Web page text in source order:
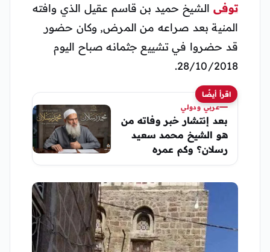
توفى الشيخ حميد بن قاسم عقيل الذي وافته
المنية بعد صراعه من المرض, وكان حضور
قد حضروا في تشييع جثمانه صباح اليوم
28/10/2018.
اقرأ أيضًا
عربي ودولي
بعد إنتشار خبر وفاته من
هو الشيخ محمد سعيد
رسلان؟ وكم عمره